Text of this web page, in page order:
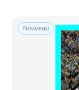
Nouveau